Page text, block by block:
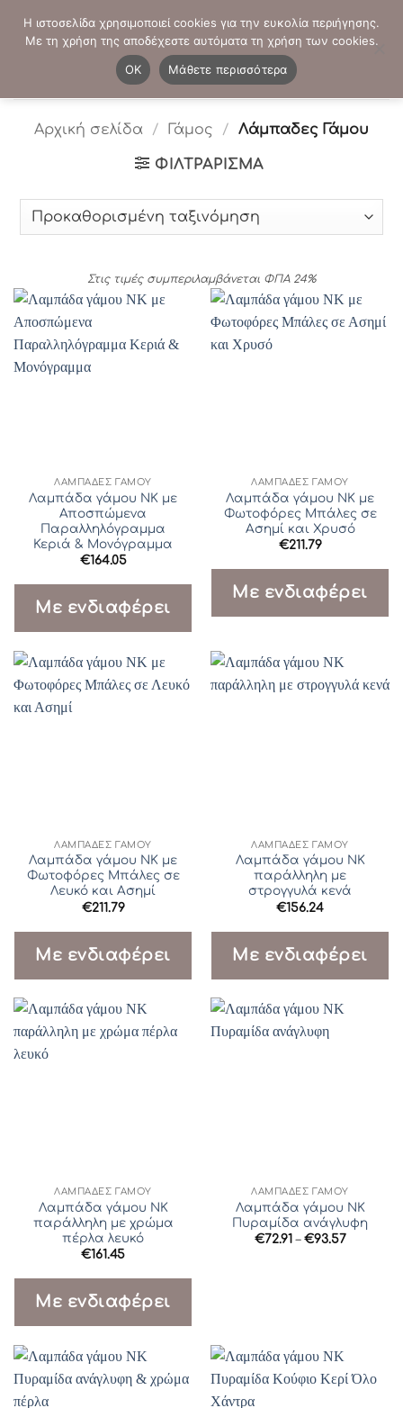
στο
ΤΗΛΕΦΩΝΙΚΕΣ ΠΑΡΑΓΓΕΛΙΕΣ: - 2103821941
Αρχική σελίδα / Γάμος / Λάμπαδες Γάμου
ΦΙΛΤΡΆΡΙΣΜΑ
Στις τιμές συμπεριλαμβάνεται ΦΠΑ 24%
ΛΆΜΠΑΔΕΣ ΓΆΜΟΥ
Λαμπάδα γάμου ΝΚ με
Αποσπώμενα
Παραλληλόγραμμα
Κεριά & Μονόγραμμα
€164.05
Με ενδιαφέρει
ΛΆΜΠΑΔΕΣ ΓΆΜΟΥ
Λαμπάδα γάμου ΝΚ με
Φωτοφόρες Μπάλες σε
Ασημί και Χρυσό
€211.79
Με ενδιαφέρει
ΛΆΜΠΑΔΕΣ ΓΆΜΟΥ
Λαμπάδα γάμου ΝΚ με
Φωτοφόρες Μπάλες σε
Λευκό και Ασημί
€211.79
Με ενδιαφέρει
ΛΆΜΠΑΔΕΣ ΓΆΜΟΥ
Λαμπάδα γάμου ΝΚ
παράλληλη με
στρογγυλά κενά
€156.24
Με ενδιαφέρει
ΛΆΜΠΑΔΕΣ ΓΆΜΟΥ
Λαμπάδα γάμου ΝΚ
παράλληλη με χρώμα
πέρλα λευκό
€161.45
Με ενδιαφέρει
ΛΆΜΠΑΔΕΣ ΓΆΜΟΥ
Λαμπάδα γάμου ΝΚ
Πυραμίδα ανάγλυφη
€72.91 – €93.57Price
Η ιστοσελίδα χρησιμοποιεί cookies για την ευκολία περιήγησης.
Με τη χρήση της αποδέχεστε αυτόματα τη χρήση των cookies.
OK
Μάθετε περισσότερα